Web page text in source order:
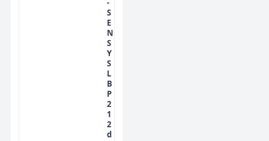
-
S
E
N
S
Y
S
L
B
P
2
1
2
d